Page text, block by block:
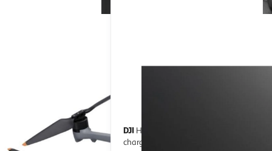
DJI
chargement parallèle